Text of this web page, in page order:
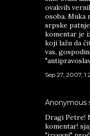
ovakvih
osoba. Muka
srpske
komentar je
koji lažu da
vas,
Sep 27, 2007,
Anonymous
Dragi Petre!
komentar!